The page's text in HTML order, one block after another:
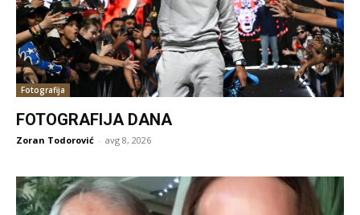
Fotografija
FOTOGRAFIJA DANA
Zoran Todorović - avg 8, 2026